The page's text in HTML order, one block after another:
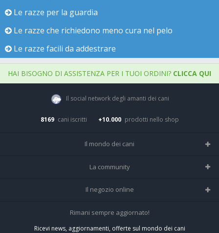
Le razze per la guardia
Le razze che richiedono meno cura nel pelo
Le razze facili da addestrare
HAI BISOGNO DI ASSISTENZA PER I TUOI ORDINI? CLICCA QUI
Il social network degli amanti dei cani
8169 cani iscritti +10.000 prodotti nello shop
Il mondo dei cani
Tutte le razze
La community
Home
Tutti i cani iscritti
Il negozio online
Negozio per cani
Spedizioni e resi
Rimani sempre aggiornato!
Ricevi news, aggiornamenti, offerte sul mondo dei cani